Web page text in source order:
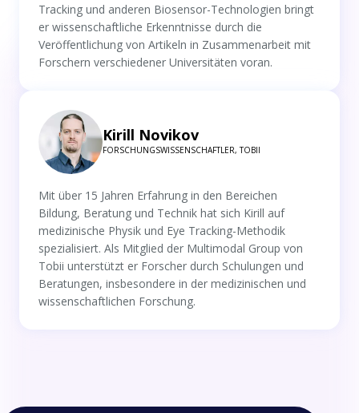
Tracking und anderen Biosensor-Technologien bringt
er wissenschaftliche Erkenntnisse durch die
Veröffentlichung von Artikeln in Zusammenarbeit mit
Forschern verschiedener Universitäten voran.
Kirill Novikov
FORSCHUNGSWISSENSCHAFTLER, TOBII
Mit über 15 Jahren Erfahrung in den Bereichen
Bildung, Beratung und Technik hat sich Kirill auf
medizinische Physik und Eye Tracking-Methodik
spezialisiert. Als Mitglied der Multimodal Group von
Tobii unterstützt er Forscher durch Schulungen und
Beratungen, insbesondere in der medizinischen und
wissenschaftlichen Forschung.